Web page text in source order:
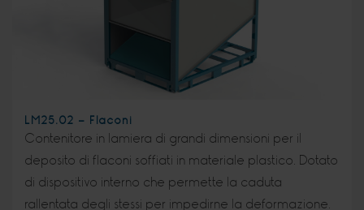
LM25.02 - Flaconi
Contenitore in lamiera di grandi dimensioni per il
deposito di flaconi soffiati in materiale plastico. Dotato
di dispositivo interno che permette la caduta
rallentata degli stessi per impedirne la deformazione.